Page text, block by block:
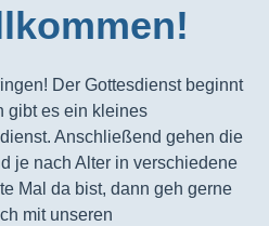
Der Gottesdienst beginnt
gibt es ein kleines
Anschließend gehen die
je nach Alter in verschiedene
Mal da bist, dann geh gerne
mit unseren